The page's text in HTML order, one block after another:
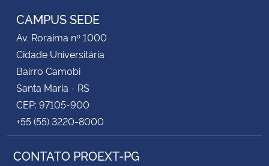
CAMPUS SEDE
Av. Roraima nº 1000
Cidade Universitária
Bairro Camobi
Santa Maria - RS
CEP: 97105-900
+55 (55) 3220-8000
CONTATO PROEXT-PG